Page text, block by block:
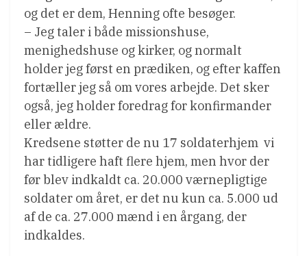
og det er dem, Henning ofte besøger.
– Jeg taler i både missionshuse,
menighedshuse og kirker, og normalt
holder jeg først en prædiken, og efter kaffen
fortæller jeg så om vores arbejde. Det sker
også, jeg holder foredrag for konfirmander
eller ældre.
Kredsene støtter de nu 17 soldaterhjem  vi
har tidligere haft flere hjem, men hvor der
før blev indkaldt ca. 20.000 værnepligtige
soldater om året, er det nu kun ca. 5.000 ud
af de ca. 27.000 mænd i en årgang, der
indkaldes.